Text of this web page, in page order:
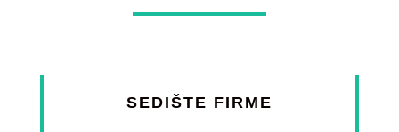
SEDIŠTE FIRME